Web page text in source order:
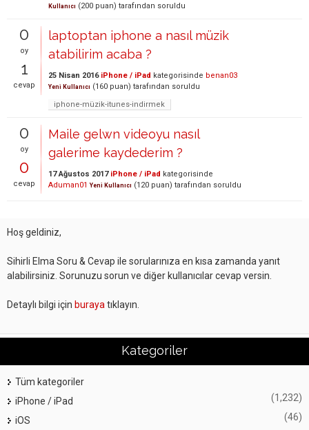
Kullanıcı (200 puan) tarafından soruldu
0
oy
1
cevap
laptoptan iphone a nasıl müzik
atabilirim acaba ?
25 Nisan 2016 iPhone / iPad kategorisinde benan03
Yeni Kullanıcı (160 puan) tarafından soruldu
iphone-müzik-itunes-indirmek
0
oy
0
cevap
Maile gelwn videoyu nasıl
galerime kaydederim ?
17 Ağustos 2017 iPhone / iPad kategorisinde
Aduman01 Yeni Kullanıcı (120 puan) tarafından soruldu
Hoş geldiniz,
Sihirli Elma Soru & Cevap ile sorularınıza en kısa zamanda yanıt
alabilirsiniz. Sorunuzu sorun ve diğer kullanıcılar cevap versin.
Detaylı bilgi için buraya tıklayın.
Kategoriler
Tüm kategoriler
iPhone / iPad
(1,232)
iOS (46)